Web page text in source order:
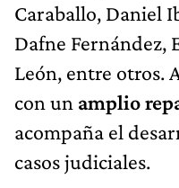
Caraballo, Daniel
Dafne Fernández,
León, entre otros.
con un amplio
acompaña el
casos judiciales.